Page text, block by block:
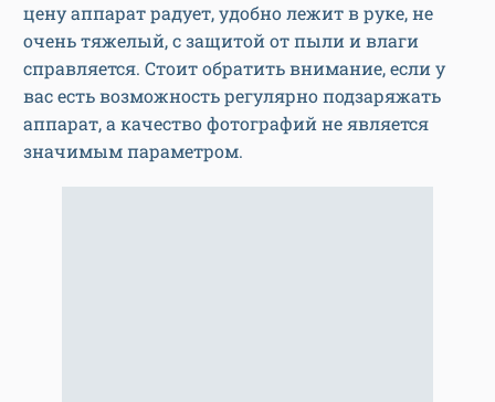
цену аппарат радует, удобно лежит в руке, не
очень тяжелый, с защитой от пыли и влаги
справляется. Стоит обратить внимание, если у
вас есть возможность регулярно подзаряжать
аппарат, а качество фотографий не является
значимым параметром.